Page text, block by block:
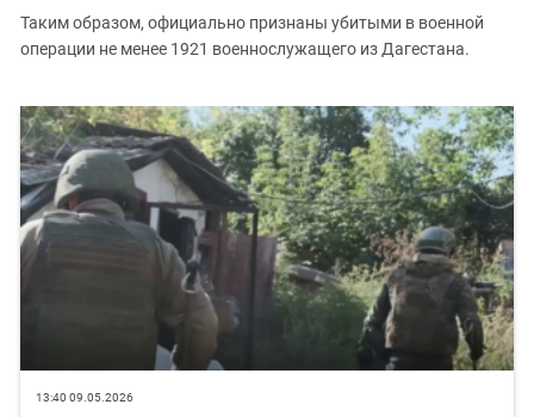
Таким образом, официально признаны убитыми в военной
операции не менее 1921 военнослужащего из Дагестана.
13:40 09.05.2026